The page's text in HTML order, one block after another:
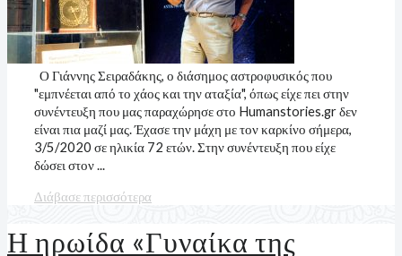
Ο Γιάννης Σειραδάκης, ο διάσημος αστροφυσικός που
"εμπνέεται από το χάος και την αταξία", όπως είχε πει στην
συνέντευξη που μας παραχώρησε στο Humanstories.gr δεν
είναι πια μαζί μας. Έχασε την μάχη με τον καρκίνο σήμερα,
3/5/2020 σε ηλικία 72 ετών. Στην συνέντευξη που είχε
δώσει στον ...
Διάβασε περισσότερα
Η ηρωίδα «Γυναίκα της